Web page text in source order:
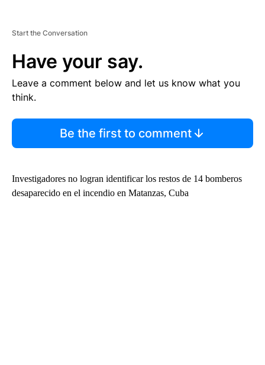
Start the Conversation
Have your say.
Leave a comment below and let us know what you
think.
Be the first to comment
Investigadores no logran identificar los restos de 14 bomberos
desaparecido en el incendio en Matanzas, Cuba